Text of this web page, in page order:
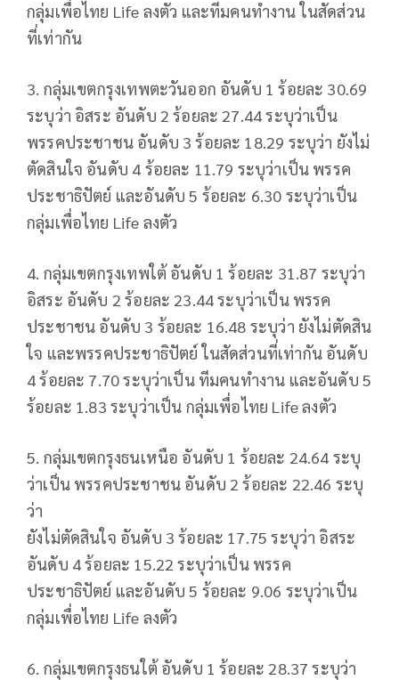
กลุ่มเพื่อไทย Life ลงตัว และทีมคนทำงาน ในสัดส่วน
ที่เท่ากัน
3. กลุ่มเขตกรุงเทพตะวันออก อันดับ 1 ร้อยละ 30.69
ระบุว่า อิสระ อันดับ 2 ร้อยละ 27.44 ระบุว่าเป็น
พรรคประชาชน อันดับ 3 ร้อยละ 18.29 ระบุว่า ยังไม่
ตัดสินใจ อันดับ 4 ร้อยละ 11.79 ระบุว่าเป็น พรรค
ประชาธิปัตย์ และอันดับ 5 ร้อยละ 6.30 ระบุว่าเป็น
กลุ่มเพื่อไทย Life ลงตัว
4. กลุ่มเขตกรุงเทพใต้ อันดับ 1 ร้อยละ 31.87 ระบุว่า
อิสระ อันดับ 2 ร้อยละ 23.44 ระบุว่าเป็น พรรค
ประชาชน อันดับ 3 ร้อยละ 16.48 ระบุว่า ยังไม่ตัดสิน
ใจ และพรรคประชาธิปัตย์ ในสัดส่วนที่เท่ากัน อันดับ
4 ร้อยละ 7.70 ระบุว่าเป็น ทีมคนทำงาน และอันดับ 5
ร้อยละ 1.83 ระบุว่าเป็น กลุ่มเพื่อไทย Life ลงตัว
5. กลุ่มเขตกรุงธนเหนือ อันดับ 1 ร้อยละ 24.64 ระบุ
ว่าเป็น พรรคประชาชน อันดับ 2 ร้อยละ 22.46 ระบุ
ว่า
ยังไม่ตัดสินใจ อันดับ 3 ร้อยละ 17.75 ระบุว่า อิสระ
อันดับ 4 ร้อยละ 15.22 ระบุว่าเป็น พรรค
ประชาธิปัตย์ และอันดับ 5 ร้อยละ 9.06 ระบุว่าเป็น
กลุ่มเพื่อไทย Life ลงตัว
6. กลุ่มเขตกรุงธนใต้ อันดับ 1 ร้อยละ 28.37 ระบุว่า